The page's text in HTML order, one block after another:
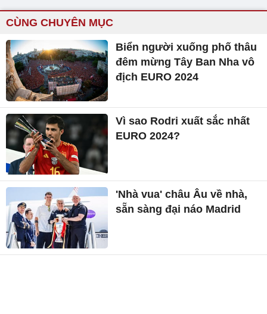
CÙNG CHUYÊN MỤC
Biển người xuống phố thâu
đêm mừng Tây Ban Nha vô
địch EURO 2024
Vì sao Rodri xuất sắc nhất
EURO 2024?
'Nhà vua' châu Âu về nhà,
sẵn sàng đại náo Madrid